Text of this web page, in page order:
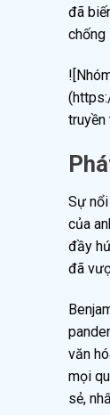
đã
chống
truyền
Sự
của
đầy
đã
văn
mọi
sẻ,